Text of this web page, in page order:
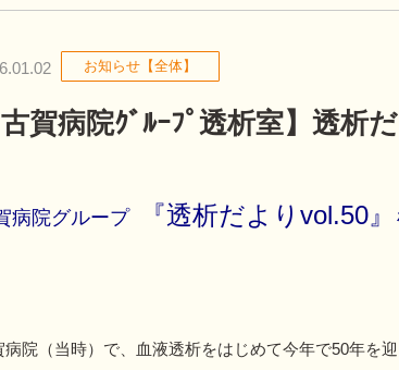
お知らせ【全体】
古賀病院ｸﾞﾙｰﾌﾟ透析室】透析
病院グループ 『透析だよりvol.50』
病院（当時）で、血液透析をはじめて今年で50年を迎